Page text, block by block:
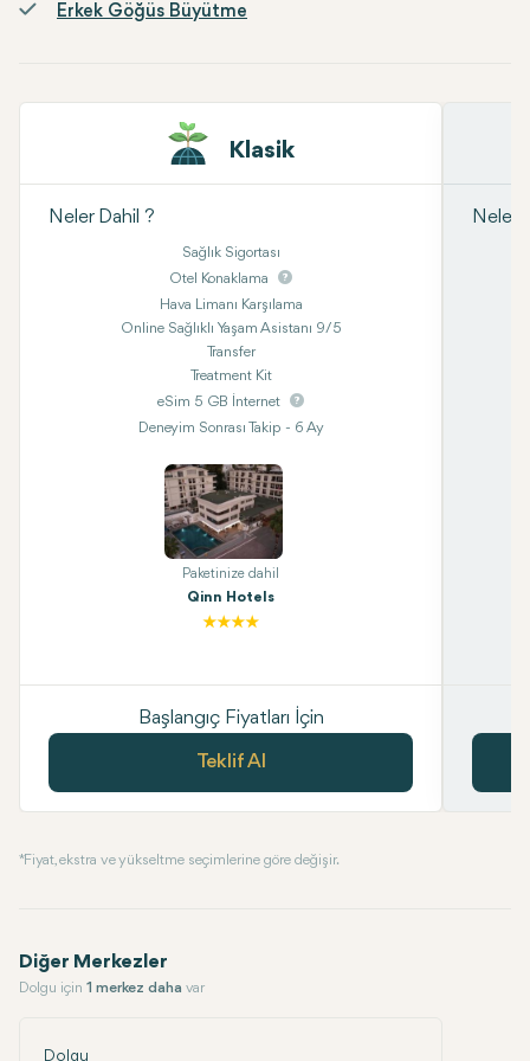
Erkek Göğüs Büyütme
Klasik
Neler Dahil ?
Sağlık Sigortası
Otel Konaklama
Hava Limanı Karşılama
Online Sağlıklı Yaşam Asistanı 9/5
Transfer
Treatment Kit
eSim 5 GB İnternet
Deneyim Sonrası Takip - 6 Ay
Paketinize dahil
Qinn Hotels
Başlangıç Fiyatları İçin
Teklif Al
Neler
* Fiyat, ekstra ve yükseltme seçimlerine göre değişir.
Diğer Merkezler
Dolgu için 1 merkez daha var
Dolgu